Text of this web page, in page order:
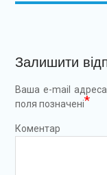
Залишити
Ваша e-mail
поля позначені*
Коментар